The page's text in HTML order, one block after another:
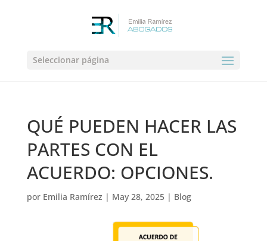
Seleccionar página
QUÉ PUEDEN HACER LAS
PARTES CON EL
ACUERDO: OPCIONES.
por Emilia Ramírez | May 28, 2025| Blog